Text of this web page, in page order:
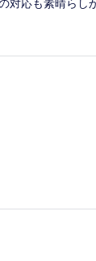
対応も素晴らし